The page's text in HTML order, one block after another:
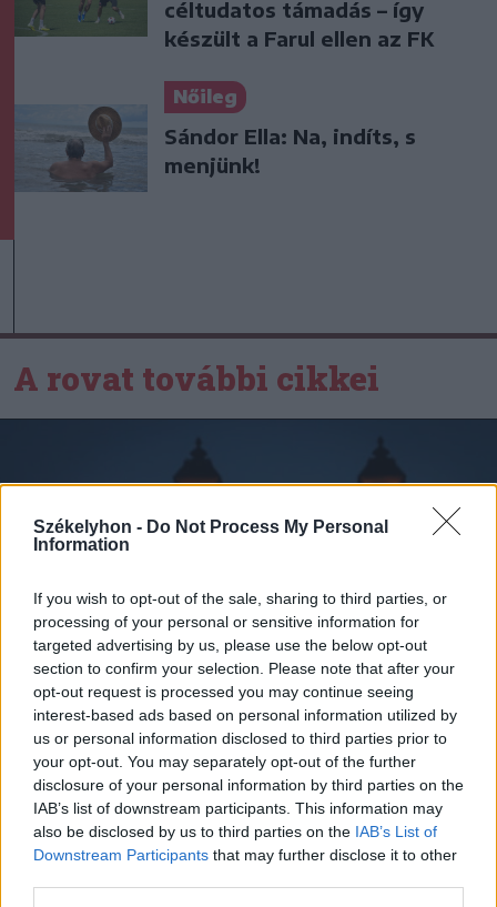
Székelyhon - Do Not Process My Personal
Information
If you wish to opt-out of the sale, sharing to third parties, or
processing of your personal or sensitive information for
targeted advertising by us, please use the below opt-out
section to confirm your selection. Please note that after your
opt-out request is processed you may continue seeing
interest-based ads based on personal information utilized by
us or personal information disclosed to third parties prior to
your opt-out. You may separately opt-out of the further
disclosure of your personal information by third parties on the
IAB’s list of downstream participants. This information may
also be disclosed by us to third parties on the IAB’s List of
Downstream Participants that may further disclose it to other
céltudatos támadás – így
készült a Farul ellen az FK
Nőileg
Sándor Ella: Na, indíts, s
menjünk!
A rovat további cikkei
2026. augusztus 07., péntek
A közvilágításon spórol a
sepsiszentgyörgyi önkormányzat